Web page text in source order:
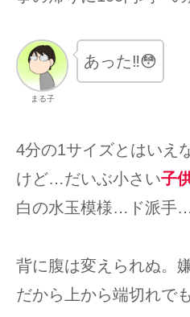
まる子
あった‼︎😳
4分の1サイズとはいえ
けど…だいぶ小さい子
白の水玉模様…ド派手
背に腹は変えられぬ。
だから上から端切れで